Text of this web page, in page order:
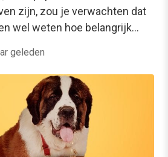
zijn, zou je verwachten dat
wel weten hoe belangrijk…
geleden